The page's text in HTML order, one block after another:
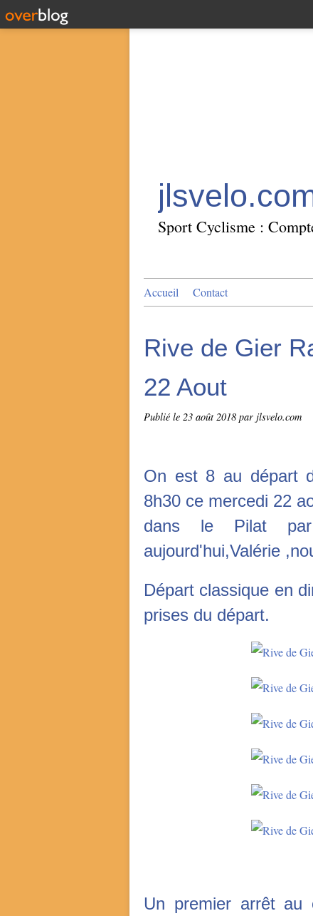
Sport Cyclisme :
Accueil Contact
Rive de Gier
22 Aout
Publié le 23 août 2018 par jlsvelo.com
On est 8 au départ
8h30 ce mercedi 22
dans le Pilat par
aujourd'hui,Valérie
Départ classique en
prises du départ.
Un premier arrêt au